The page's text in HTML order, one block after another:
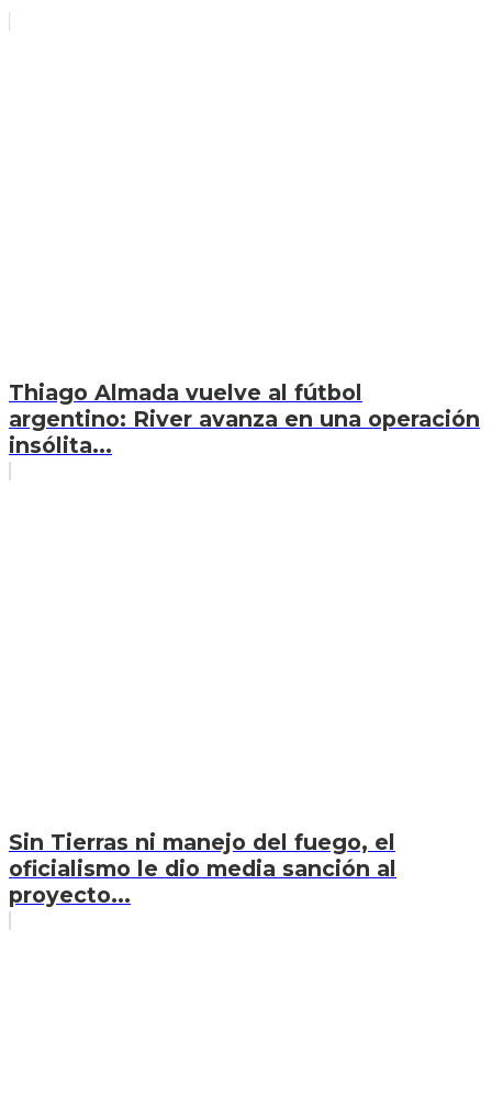
Thiago Almada vuelve al fútbol
argentino: River avanza en una operación
insólita...
Sin Tierras ni manejo del fuego, el
oficialismo le dio media sanción al
proyecto...